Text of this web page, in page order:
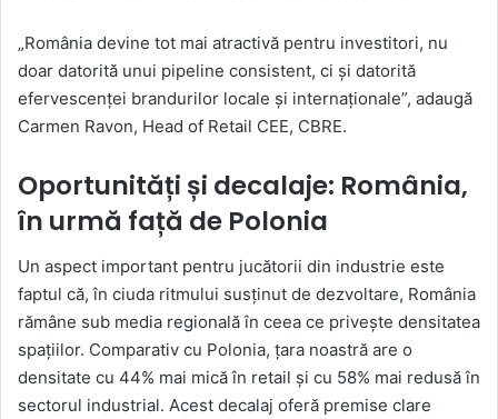
„România devine tot mai atractivă pentru investitori, nu
doar datorită unui pipeline consistent, ci și datorită
efervescenței brandurilor locale și internaționale”, adaugă
Carmen Ravon, Head of Retail CEE, CBRE.
Oportunități și decalaje: România,
în urmă față de Polonia
Un aspect important pentru jucătorii din industrie este
faptul că, în ciuda ritmului susținut de dezvoltare, România
rămâne sub media regională în ceea ce privește densitatea
spațiilor. Comparativ cu Polonia, țara noastră are o
densitate cu 44% mai mică în retail și cu 58% mai redusă în
sectorul industrial. Acest decalaj oferă premise clare